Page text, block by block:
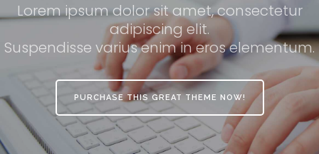
Lorem ipsum dolor sit amet, consectetur
adipiscing elit.
Suspendisse varius enim in eros elementum.
PURCHASE THIS GREAT THEME NOW!